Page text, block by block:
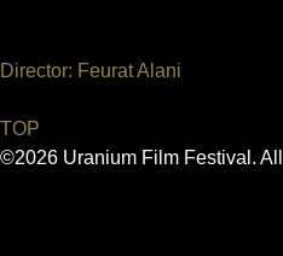
Director: Feurat Alani
TOP
©2026 Uranium Film Festival.